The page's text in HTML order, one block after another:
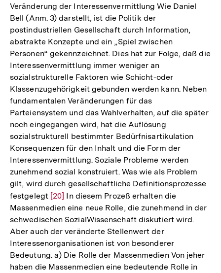
Veränderung der Interessenvermittlung Wie Daniel
Bell (Anm. 3) darstellt, ist die Politik der
postindustriellen Gesellschaft durch Information,
abstrakte Konzepte und ein „Spiel zwischen
Personen“ gekennzeichnet. Dies hat zur Folge, daß die
Interessenvermittlung immer weniger an
sozialstrukturelle Faktoren wie Schicht-oder
Klassenzugehörigkeit gebunden werden kann. Neben
fundamentalen Veränderungen für das
Parteiensystem und das Wahlverhalten, auf die später
noch eingegangen wird, hat die Auflösung
sozialstrukturell bestimmter Bedürfnisartikulation
Konsequenzen für den Inhalt und die Form der
Interessenvermittlung. Soziale Probleme werden
zunehmend sozial konstruiert. Was wie als Problem
gilt, wird durch gesellschaftliche Definitionsprozesse
festgelegt Zur
Auflösung
der
Fußnote
[20] In diesem Prozeß erhalten die
Massenmedien eine neue Rolle, die zunehmend in der
schwedischen SozialWissenschaft diskutiert wird.
Aber auch der veränderte Stellenwert der
Interessenorganisationen ist von besonderer
Bedeutung. a) Die Rolle der Massenmedien Von jeher
haben die Massenmedien eine bedeutende Rolle in